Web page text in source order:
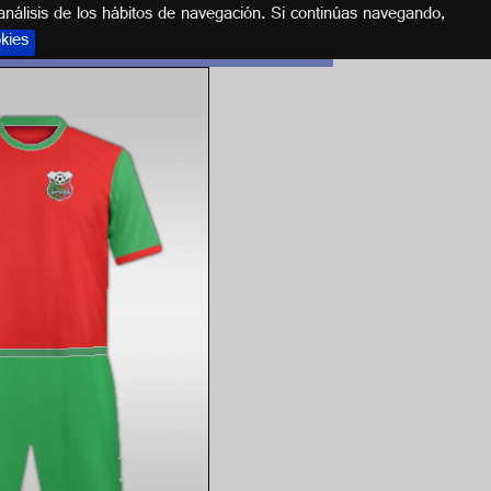
de los hábitos de navegación. Si continúas navegando,